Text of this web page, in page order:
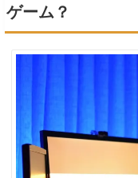
ゲーム？